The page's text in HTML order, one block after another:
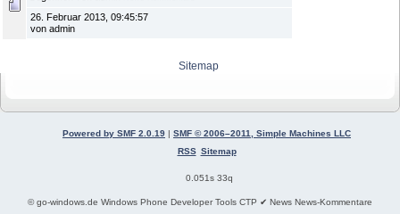
26. Februar 2013, 09:45:57
von admin
Sitemap
Powered by SMF 2.0.19 | SMF © 2006–2011, Simple Machines LLC
RSS Sitemap
0.051s 33q
© go-windows.de Windows Phone Developer Tools CTP ✔ News News-Kommentare